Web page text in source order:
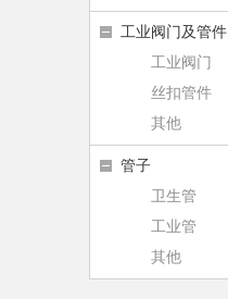
工业阀门及管件
工业阀门
丝扣管件
其他
管子
卫生管
工业管
其他